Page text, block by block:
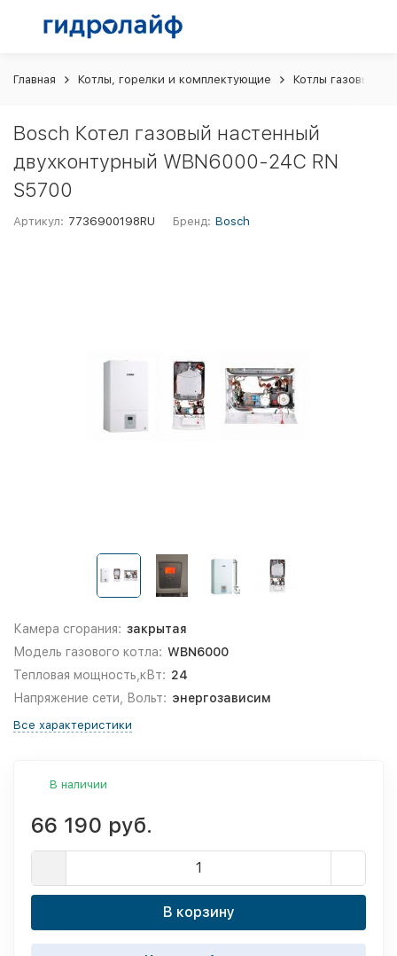
Главная Котлы, горелки и комплектующие Котлы газовые
Bosch Котел газовый настенный
двухконтурный WBN6000-24C RN
S5700
Артикул: 7736900198RU Бренд: Bosch
Камера сгорания: закрытая
Модель газового котла: WBN6000
Тепловая мощность,кВт: 24
Напряжение сети, Вольт: энергозависим
Все характеристики
В наличии
66 190 руб.
В корзину